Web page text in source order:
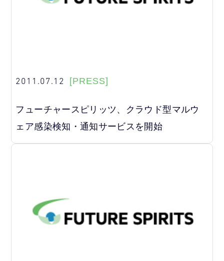
2011.07.12 [PRESS]
フューチャースピリッツ、クラウド型マルウ
ェア感染検知・通知サービスを開始